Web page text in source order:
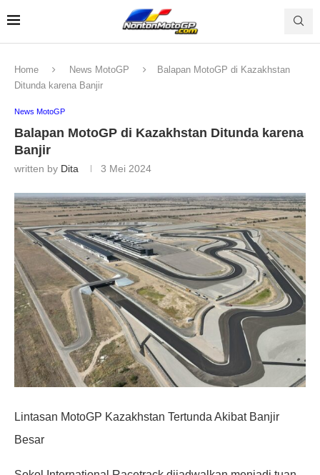
Home News MotoGP
Balapan MotoGP di Kazakhstan
Ditunda karena Banjir
News MotoGP
Balapan MotoGP di Kazakhstan Ditunda karena
Banjir
written by Dita 3 Mei 2024
Lintasan MotoGP Kazakhstan Tertunda Akibat Banjir
Besar